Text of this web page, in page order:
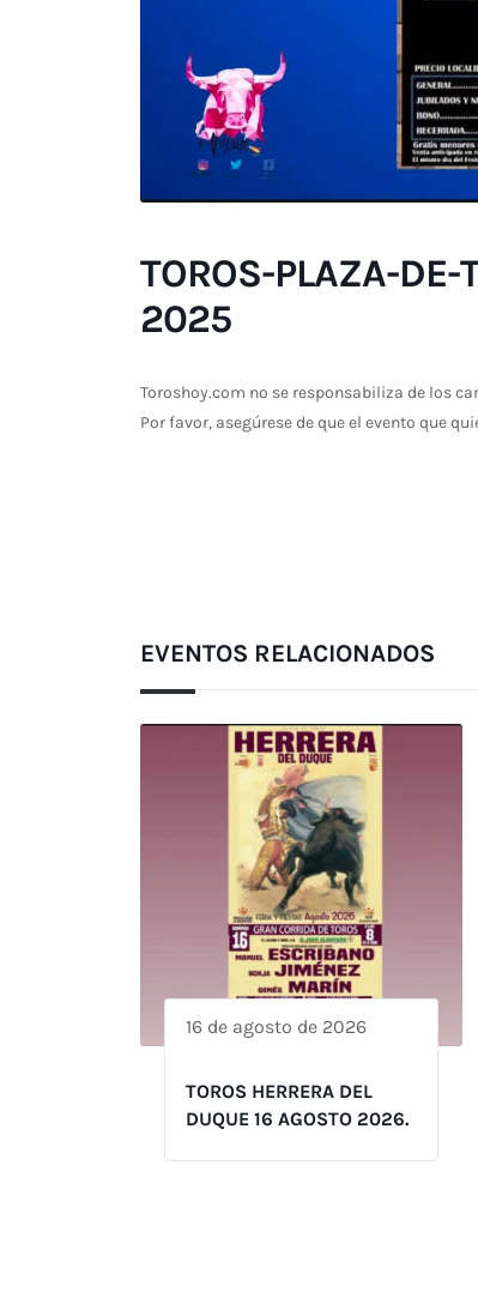
TOROS-PLAZA-DE-
2025
Toroshoy.com no se responsabiliza de los
Por favor, asegúrese de que el evento que
EVENTOS RELACIONADOS
16 de agosto de 2026
TOROS HERRERA DEL
DUQUE 16 AGOSTO 2026.